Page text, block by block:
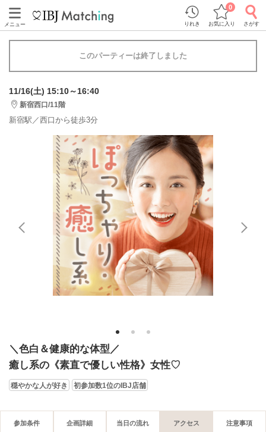
メニュー りれき お気に入り
0
さがす
このパーティーは終了しました
11/16(土) 15:10～16:40
新宿西口/11階
新宿駅／西口から徒歩3分
1 2 3
＼色白＆健康的な体型／
癒し系の《素直で優しい性格》女性♡
穏やかな人が好き 初参加数1位のIBJ店舗
参加条件 企画詳細 当日の流れ アクセス 注意事項